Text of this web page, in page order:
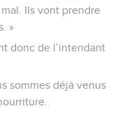
Ils vont prendre
»
donc de l’intendant
sommes déjà venus